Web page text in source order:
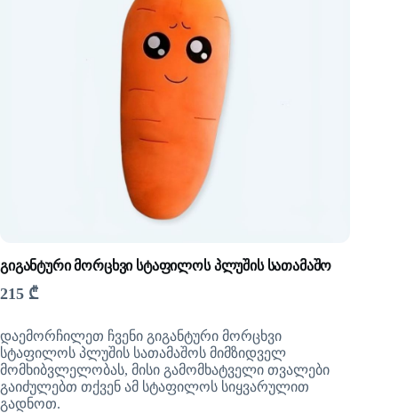
გიგანტური მორცხვი სტაფილოს პლუშის სათამაშო
215 ₾
დაემორჩილეთ ჩვენი გიგანტური მორცხვი
სტაფილოს პლუშის სათამაშოს მიმზიდველ
მომხიბვლელობას, მისი გამომხატველი თვალები
გაიძულებთ თქვენ ამ სტაფილოს სიყვარულით
გადნოთ.